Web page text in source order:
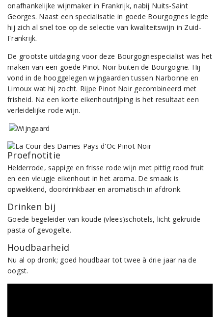
onafhankelijke wijnmaker in Frankrijk, nabij Nuits-Saint
Georges. Naast een specialisatie in goede Bourgognes legde
hij zich al snel toe op de selectie van kwaliteitswijn in Zuid-
Frankrijk.
De grootste uitdaging voor deze Bourgognespecialist was het
maken van een goede Pinot Noir buiten de Bourgogne. Hij
vond in de hooggelegen wijngaarden tussen Narbonne en
Limoux wat hij zocht. Rijpe Pinot Noir gecombineerd met
frisheid. Na een korte eikenhoutrijping is het resultaat een
verleidelijke rode wijn.
Proefnotitie
Helderrode, sappige en frisse rode wijn met pittig rood fruit
en een vleugje eikenhout in het aroma. De smaak is
opwekkend, doordrinkbaar en aromatisch in afdronk.
Drinken bij
Goede begeleider van koude (vlees)schotels, licht gekruide
pasta of gevogelte.
Houdbaarheid
Nu al op dronk; goed houdbaar tot twee à drie jaar na de
oogst.